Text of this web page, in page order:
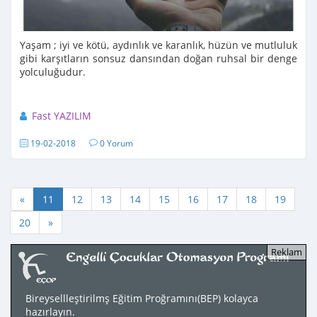
Yaşam ; iyi ve kötü, aydınlık ve karanlık, hüzün ve mutluluk
gibi karşıtların sonsuz dansından doğan ruhsal bir denge
yolculuğudur.
Fast YAZILIM
19-02-2018 0 Yorum
« 11 12 13 14 15 16 17 18
19
20
»
Bireysellleştirilmş Eğitim Proğramını(BEP) kolayca
hazırlayın.